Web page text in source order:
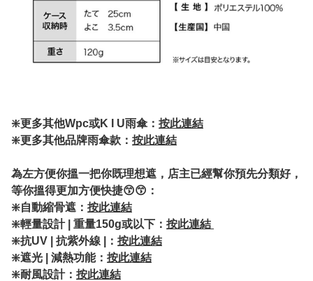
❇️更多其他Wpc或K I U雨傘： 按此連結
❇️更多其他品牌雨傘款： 按此連結
為左方便你搵一把你既理想遮，店主已經幫你預先分類好，
等你搵得更加方便快捷😙😙：
❇️自動縮骨遮： 按此連結
❇️輕量設計 | 重量150g或以下： 按此連結
❇️抗UV | 抗紫外線 |： 按此連結
❇️遮光 | 減熱功能： 按此連結
❇️耐風設計： 按此連結